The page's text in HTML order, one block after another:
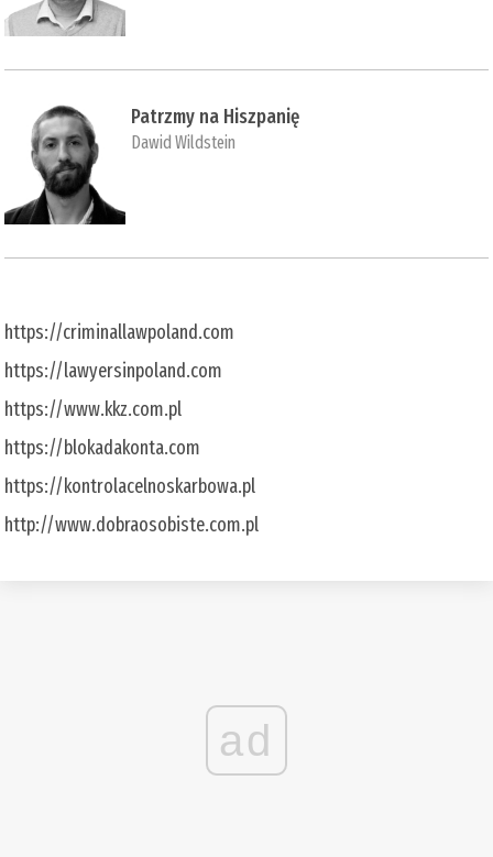
Patrzmy na Hiszpanię
Dawid Wildstein
https://criminallawpoland.com
https://lawyersinpoland.com
https://www.kkz.com.pl
https://blokadakonta.com
https://kontrolacelnoskarbowa.pl
http://www.dobraosobiste.com.pl
ad